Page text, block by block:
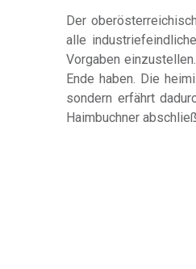
Der
alle
Vorgaben
Ende haben. Die
sondern erfährt
Haimbuchner